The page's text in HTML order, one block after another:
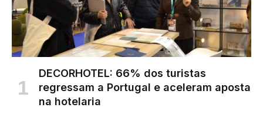
DECORHOTEL: 66% dos turistas
regressam a Portugal e aceleram aposta
na hotelaria